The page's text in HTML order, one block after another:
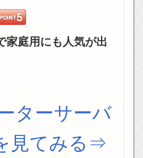
家庭用にも人気が出
ターサーバ
見てみる⇒